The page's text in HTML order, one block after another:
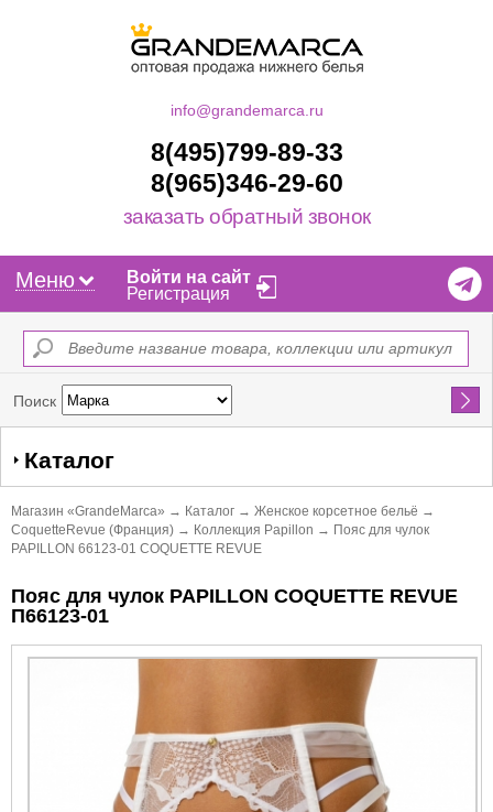
info@grandemarca.ru
8(495)799-89-33
8(965)346-29-60
заказать обратный звонок
Меню
Войти на сайт
Регистрация
Поиск Найти
Каталог
Магазин «GrandeMarca» → Каталог → Женское корсетное бельё →
CoquetteRevue (Франция) → Коллекция Papillon → Пояс для чулок
PAPILLON 66123-01 COQUETTE REVUE
Пояс для чулок PAPILLON COQUETTE REVUE
П66123-01